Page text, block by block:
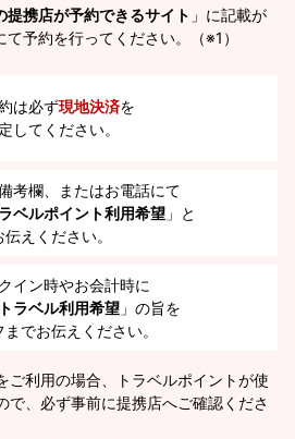
提携店が予約できるサイト 」に記載が
予約を行ってください。（※1）
は必ず現地決済を
してください。
考欄、またはお電話にて
ベルポイント利用希望 」と
伝えください。
イン時やお会計時に
ラベル利用希望 」の旨を
までお伝えください。
ご利用の場合、トラベルポイントが使
で、必ず事前に提携店へご確認くださ